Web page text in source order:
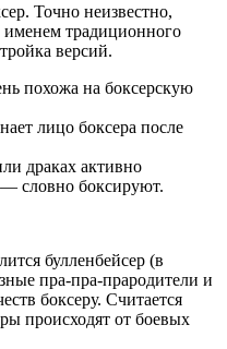
Точно неизвестно,
традиционного
версий.
похожа на боксерскую
лицо боксера после
драках активно
словно боксируют.
булленбейсер (в
пра-пра-прародители и
боксеру. Считается
происходят от боевых